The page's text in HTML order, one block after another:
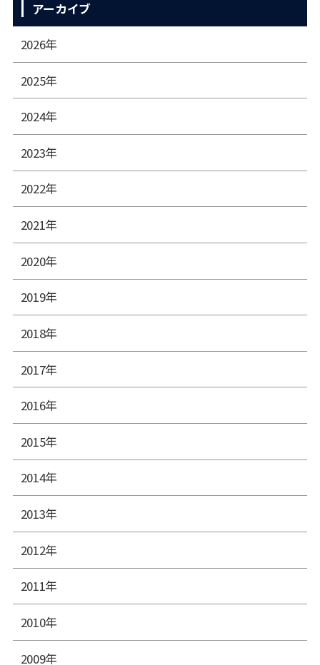
アーカイブ
2026年
2025年
2024年
2023年
2022年
2021年
2020年
2019年
2018年
2017年
2016年
2015年
2014年
2013年
2012年
2011年
2010年
2009年